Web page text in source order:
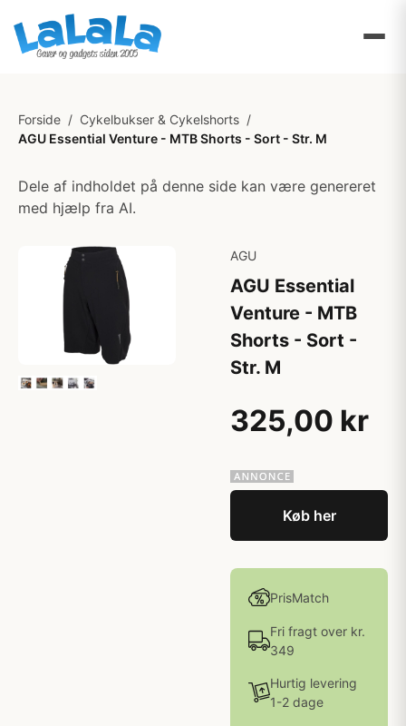
Forside / Cykelbukser & Cykelshorts /
AGU Essential Venture - MTB Shorts - Sort - Str. M
Dele af indholdet på denne side kan være genereret
med hjælp fra AI.
AGU
AGU Essential
Venture - MTB
Shorts - Sort -
Str. M
325,00 kr
Køb her
PrisMatch
Fri fragt over kr.
349
Hurtig levering
1-2 dage